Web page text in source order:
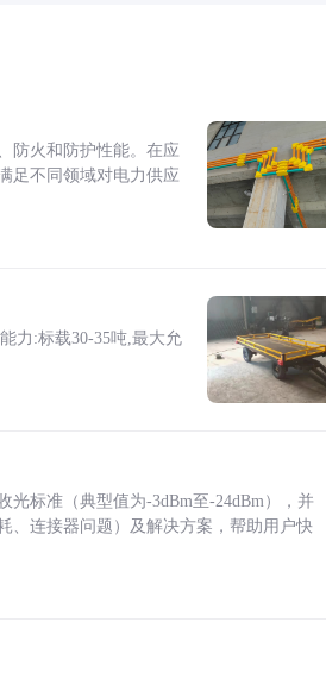
防火和防护性能。在应
足不同领域对电力供应
力:标载30-35吨,最大允
标准（典型值为-3dBm至-24dBm），并
、连接器问题）及解决方案，帮助用户快